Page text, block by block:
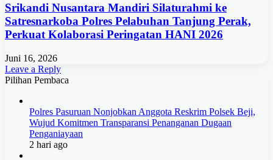
Srikandi Nusantara Mandiri Silaturahmi ke
Satresnarkoba Polres Pelabuhan Tanjung Perak,
Perkuat Kolaborasi Peringatan HANI 2026
Juni 16, 2026
Leave a Reply
Pilihan Pembaca
Polres Pasuruan Nonjobkan Anggota Reskrim Polsek Beji,
Wujud Komitmen Transparansi Penanganan Dugaan
Penganiayaan
2 hari ago